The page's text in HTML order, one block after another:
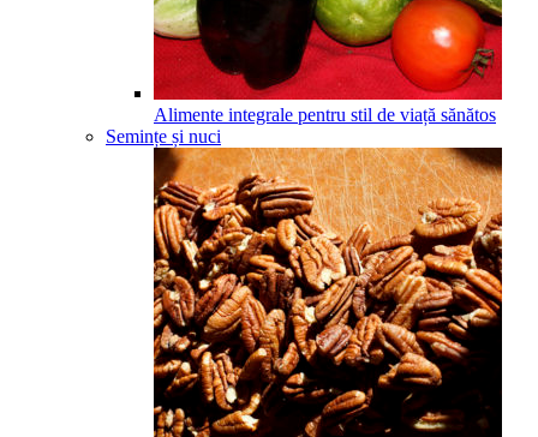
Alimente integrale pentru stil de viață sănătos
Semințe și nuci